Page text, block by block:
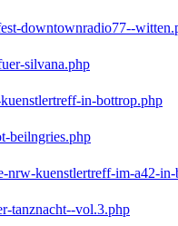
downtownradio77--
silvana.php
in-bottrop.php
beilngries.php
nrw-kuenstlertreff-im-a42-
tanznacht--vol.3.php